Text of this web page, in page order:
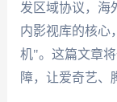
发区域协议，海
内影视库的核心
机"。这篇文章
障，让爱奇艺、